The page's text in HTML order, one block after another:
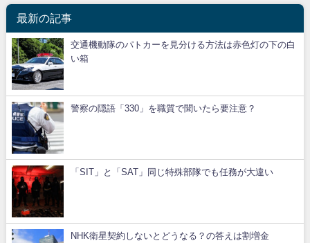
最新の記事
交通機動隊のパトカーを見分ける方法は赤色灯の下の白
い箱
警察の隠語「330」を職質で聞いたら要注意？
「SIT」と「SAT」同じ特殊部隊でも任務が大違い
NHK衛星契約しないとどうなる？の答えは割増金